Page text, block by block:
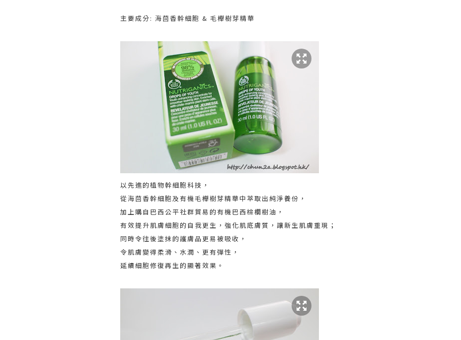
主要成分: 海茴香幹細胞 & 毛櫸樹芽精華
以先進的植物幹細胞科技，
從海茴香幹細胞及有機毛櫸樹芽精華中萃取出純淨養份，
加上購自巴西公平社群貿易的有機巴西棕櫚樹油，
有效提升肌膚細胞的自我更生，強化肌底膚質，讓新生肌膚重現；
同時令往後塗抹的護膚品更易被吸收，
令肌膚變得柔滑、水潤、更有彈性，
延續細胞修復再生的顯著效果。